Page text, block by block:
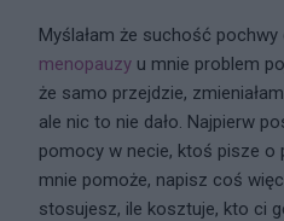
Myślałam że suchość
menopauzy u mnie problem
że samo przejdzie,
ale nic to nie dało. Najpierw
pomocy w necie, ktoś pisze o
mnie pomoże, napisz coś
stosujesz, ile kosztuje, kto ci